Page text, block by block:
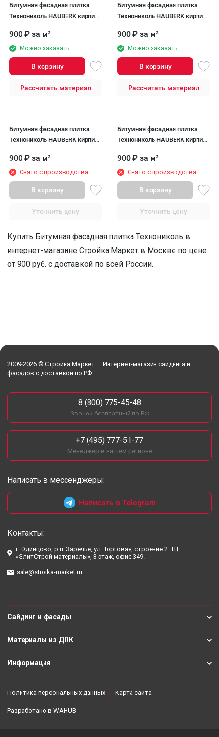
Битумная фасадная плитка
Технониколь HAUBERK кирпич
900 ₽ за м²
Можно заказать
В корзину
Рассчитать материал
Битумная фасадная плитка
Технониколь HAUBERK кирпич
900 ₽ за м²
Можно заказать
В корзину
Рассчитать материал
Битумная фасадная плитка
Технониколь HAUBERK кирпич
900 ₽ за м²
Снято с производства
В корзину
Уточнить цену
Битумная фасадная плитка
Технониколь HAUBERK кирпич
900 ₽ за м²
Снято с производства
В корзину
Уточнить цену
Купить Битумная фасадная плитка Технониколь в
интернет-магазине Стройка Маркет в Москве по цене
от 900 руб. с доставкой по всей России.
2009-2026 © Стройка Маркет — Интернет-магазин сайдинга и
фасадов с доставкой по РФ
8 (800) 775-45-48
Звонок бесплатный по РФ
+7 (495) 777-51-77
Менеджер в вашем регионе
Написать в мессенджеры:
Написать в Telegram
Контакты:
г. Одинцово, р.п. Заречье, ул. Торговая, строение 2. ТЦ
«ЭлитСтрой материалы», 3 этаж, офис 349.
sale@stroika-market.ru
Сайдинг и фасады
Материалы из ДПК
Информация
Политика персональных данных Карта сайта
Разработано в WAHUB